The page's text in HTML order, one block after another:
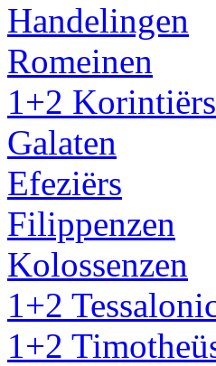
Handelingen
Romeinen
1+2 Korintiërs
Galaten
Efeziërs
Filippenzen
Kolossenzen
1+2
1+2